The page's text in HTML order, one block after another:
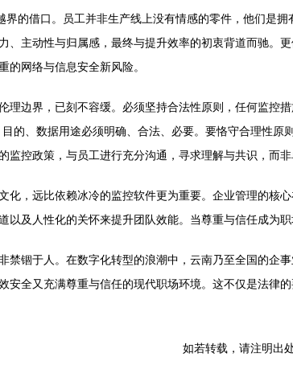
界的借口。员工并非生产线上没有情感的零件，他们是
、主动性与归属感，最终与提升效率的初衷背道而驰。
的网络与信息安全新风险。
理边界，已刻不容缓。必须坚持合法性原则，任何监控
的、数据用途必须明确、合法、必要。要恪守合理性
监控政策，与员工进行充分沟通，寻求理解与共识，而非
化，远比依赖冰冷的监控软件更为重要。企业管理的核
以及人性化的关怀来提升团队效能。当尊重与信任成为
禁锢于人。在数字化转型的浪潮中，云南乃至全国的企
安全又充满尊重与信任的现代职场环境。这不仅是法律
如若转载，请注明出